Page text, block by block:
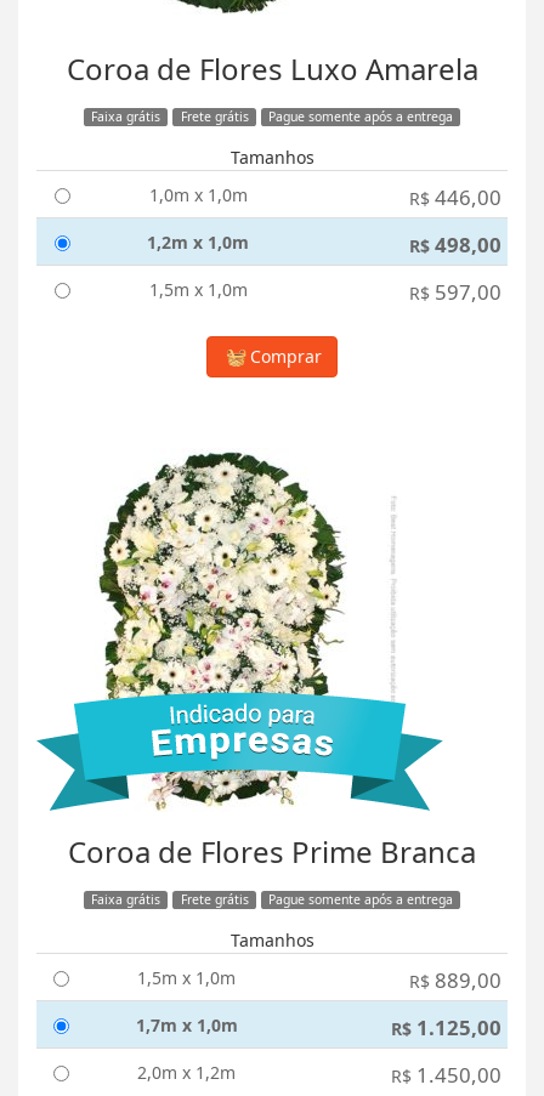
Coroa de Flores Luxo Amarela
Faixa grátis Frete grátis Pague somente após a entrega
Tamanhos
1,0m x 1,0m
R$ 446,00
1,2m x 1,0m R$ 498,00
1,5m x 1,0m R$ 597,00
Comprar
Coroa de Flores Prime Branca
Faixa grátis Frete grátis Pague somente após a entrega
Tamanhos
1,5m x 1,0m
R$ 889,00
1,7m x 1,0m R$ 1.125,00
2,0m x 1,2m R$ 1.450,00